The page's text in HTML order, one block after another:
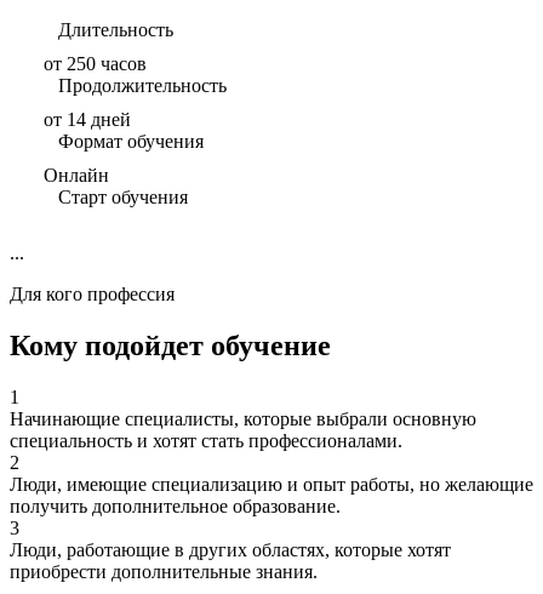
Длительность
от 250 часов
Продолжительность
от 14 дней
Формат обучения
Онлайн
Старт обучения
...
Для кого профессия
Кому подойдет обучение
1
Начинающие специалисты, которые выбрали основную
специальность и хотят стать профессионалами.
2
Люди, имеющие специализацию и опыт работы, но желающие
получить дополнительное образование.
3
Люди, работающие в других областях, которые хотят
приобрести дополнительные знания.